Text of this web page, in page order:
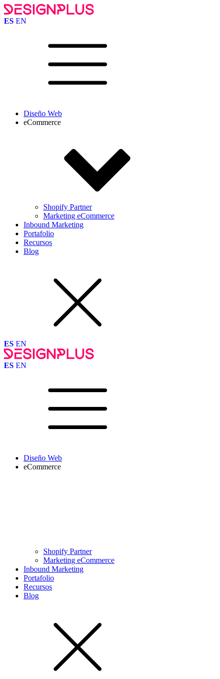
ES EN
Diseño Web
eCommerce
Shopify Partner
Marketing eCommerce
Inbound Marketing
Portafolio
Recursos
Blog
ES EN
ES EN
Diseño Web
eCommerce
Shopify Partner
Marketing eCommerce
Inbound Marketing
Portafolio
Recursos
Blog